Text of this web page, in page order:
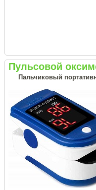
Пульсовой
Пальчиковый